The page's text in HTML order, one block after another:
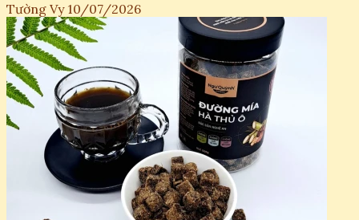
Tường Vy 10/07/2026